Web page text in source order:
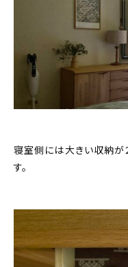
寝室側には大きい収納が
す。